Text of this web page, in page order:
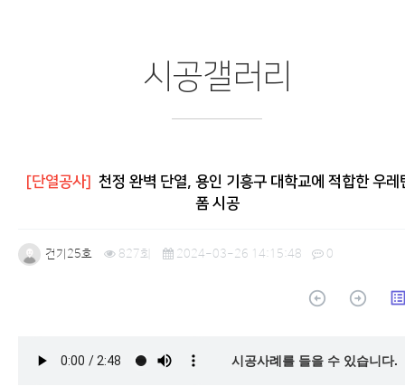
시공갤러리
[단열공사]
천정 완벽 단열, 용인 기흥구 대학교에 적합한 우레
폼 시공
건기25호 827회 2024-03-26 14:15:48 0
arrow_circle_up arrow_circle_up
시공사례를 들을 수 있습니다.